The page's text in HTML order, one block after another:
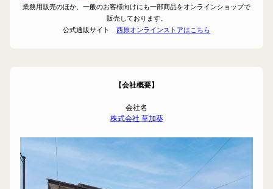
業務用販売のほか、一般のお客様向けにも一部商品をオンラインショップで
販売しております。
公式通販サイト 西原オンラインストアはこちら
【会社概要】
会社名
株式会社 草加葵